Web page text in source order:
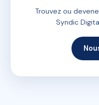
Trouvez ou
Syndic